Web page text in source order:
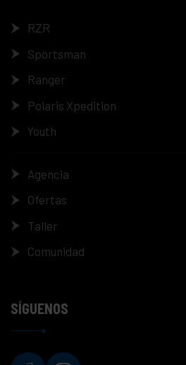
RZR
Sportsman
Ranger
Polaris Xpedition
Youth
Agencia
Ofertas
Taller
Comunidad
SÍGUENOS